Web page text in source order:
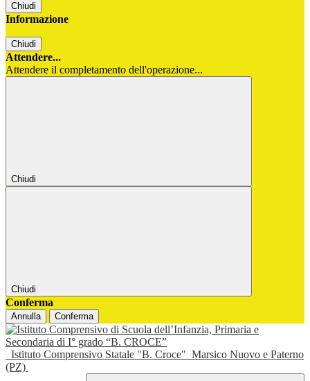
Chiudi
Informazione
Chiudi
Attendere...
Attendere il completamento dell'operazione...
Chiudi
Chiudi
Conferma
Annulla Conferma
Istituto Comprensivo Statale "B. Croce" Marsico Nuovo e Paterno
(PZ)